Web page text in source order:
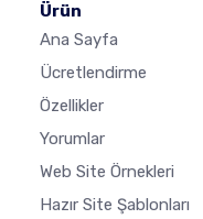
Ürün
Ana Sayfa
Ücretlendirme
Özellikler
Yorumlar
Web Site Örnekleri
Hazır Site Şablonları